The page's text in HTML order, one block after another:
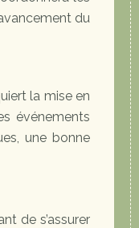
du
la mise en
événements
une bonne
de s’assurer